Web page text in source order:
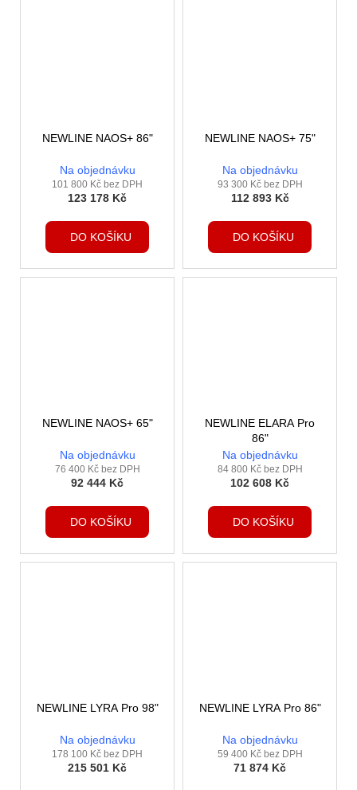
NEWLINE NAOS+ 86"
Na objednávku
101 800 Kč bez DPH
123 178 Kč
DO KOŠÍKU
NEWLINE NAOS+ 75"
Na objednávku
93 300 Kč bez DPH
112 893 Kč
DO KOŠÍKU
NEWLINE NAOS+ 65"
Na objednávku
76 400 Kč bez DPH
92 444 Kč
DO KOŠÍKU
NEWLINE ELARA Pro
86"
Na objednávku
84 800 Kč bez DPH
102 608 Kč
DO KOŠÍKU
NEWLINE LYRA Pro 98"
Na objednávku
178 100 Kč bez DPH
215 501 Kč
NEWLINE LYRA Pro 86"
Na objednávku
59 400 Kč bez DPH
71 874 Kč